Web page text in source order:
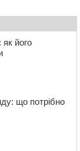
28-річний
двох ВАЗів
як його
що потрібно